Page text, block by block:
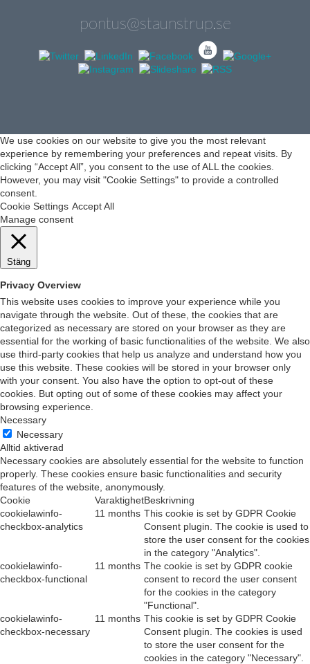
pontus@staunstrup.se
We use cookies on our website to give you the most relevant
experience by remembering your preferences and repeat visits. By
clicking “Accept All”, you consent to the use of ALL the cookies.
However, you may visit "Cookie Settings" to provide a controlled
consent.
Cookie Settings Accept All
Manage consent
Stäng
Privacy Overview
This website uses cookies to improve your experience while you
navigate through the website. Out of these, the cookies that are
categorized as necessary are stored on your browser as they are
essential for the working of basic functionalities of the website. We also
use third-party cookies that help us analyze and understand how you
use this website. These cookies will be stored in your browser only
with your consent. You also have the option to opt-out of these
cookies. But opting out of some of these cookies may affect your
browsing experience.
Necessary
Necessary
Alltid aktiverad
Necessary cookies are absolutely essential for the website to function
properly. These cookies ensure basic functionalities and security
features of the website, anonymously.
Cookie
VaraktighetBeskrivning
cookielawinfo-
checkbox-analytics
11 months This cookie is set by GDPR Cookie
Consent plugin. The cookie is used to
store the user consent for the cookies
in the category "Analytics".
cookielawinfo-
checkbox-functional
11 months The cookie is set by GDPR cookie
consent to record the user consent
for the cookies in the category
"Functional".
cookielawinfo-
checkbox-necessary
11 months This cookie is set by GDPR Cookie
Consent plugin. The cookies is used
to store the user consent for the
cookies in the category "Necessary".